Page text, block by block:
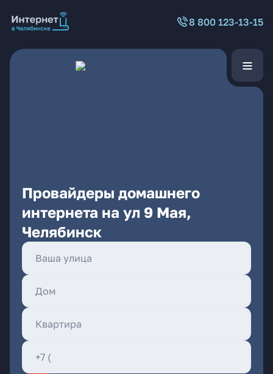
8 800 123-13-15
Провайдеры домашнего
интернета на ул 9 Мая,
Челябинск